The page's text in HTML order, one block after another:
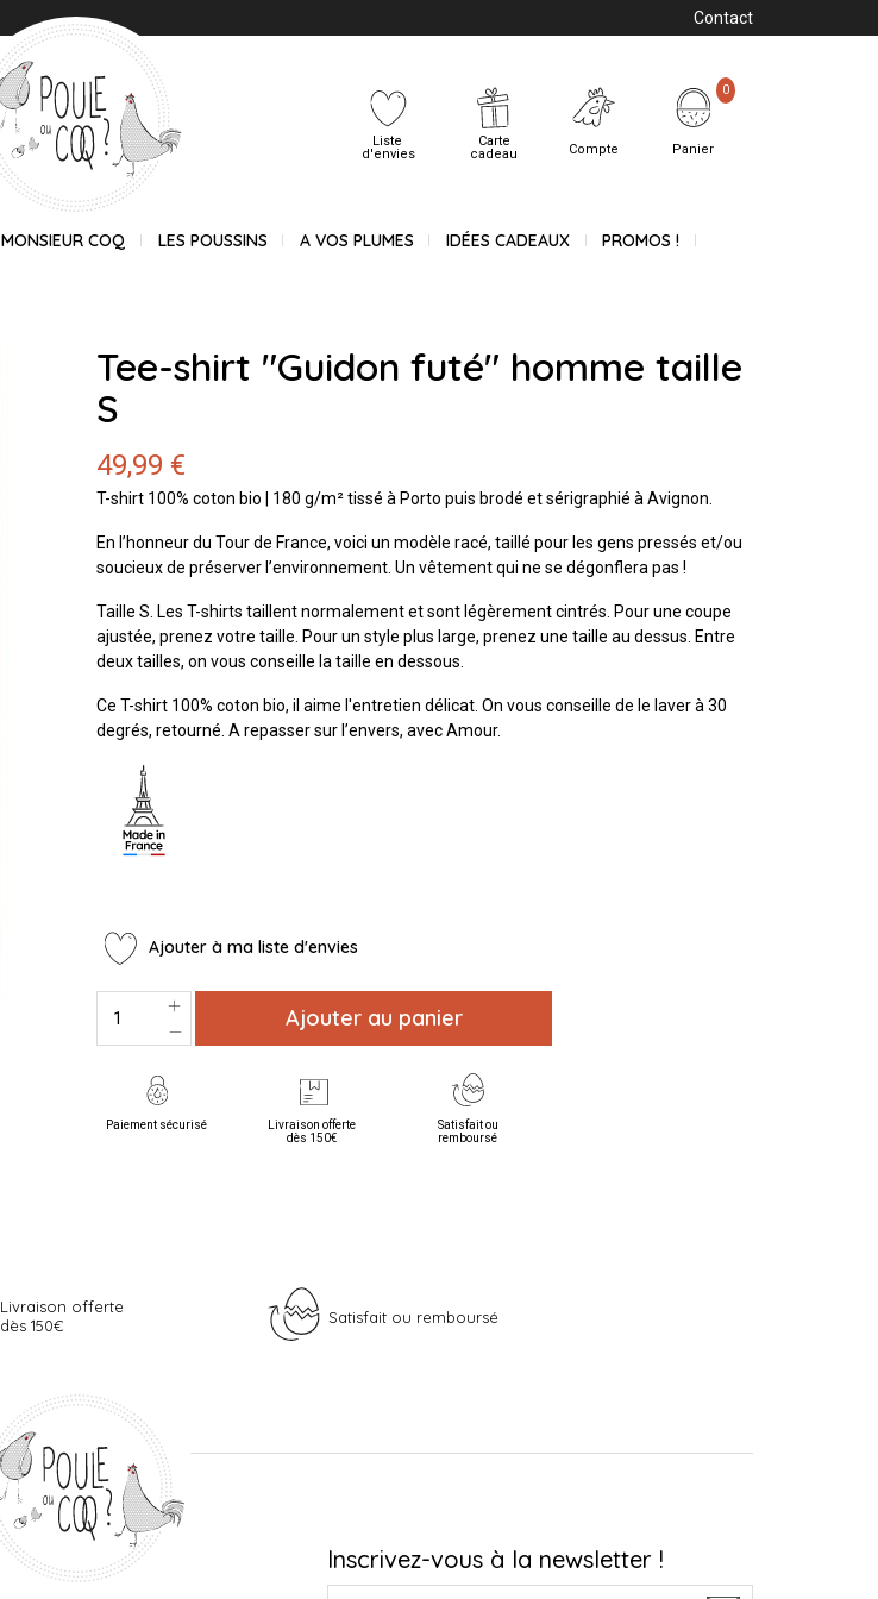
Contact
Liste
d'envies
Carte
cadeau
Compte Panier
0
MONSIEUR COQ LES POUSSINS A VOS PLUMES IDÉES CADEAUX PROMOS !
Tee-shirt "Guidon futé" homme taille
S
49,99 €
T-shirt 100% coton bio | 180 g/m² tissé à Porto puis brodé et sérigraphié à Avignon.
En l’honneur du Tour de France, voici un modèle racé, taillé pour les gens pressés et/ou
soucieux de préserver l’environnement. Un vêtement qui ne se dégonflera pas !
Taille S. Les T-shirts taillent normalement et sont légèrement cintrés. Pour une coupe
ajustée, prenez votre taille. Pour un style plus large, prenez une taille au dessus. Entre
deux tailles, on vous conseille la taille en dessous.
Ce T-shirt 100% coton bio, il aime l'entretien délicat. On vous conseille de le laver à 30
degrés, retourné. A repasser sur l’envers, avec Amour.
Ajouter à ma liste d'envies
Ajouter au panier
Paiement sécurisé
Livraison offerte
dès 150€
Satisfait ou
remboursé
Livraison offerte
dès 150€
Satisfait ou remboursé
Inscrivez-vous à la newsletter !